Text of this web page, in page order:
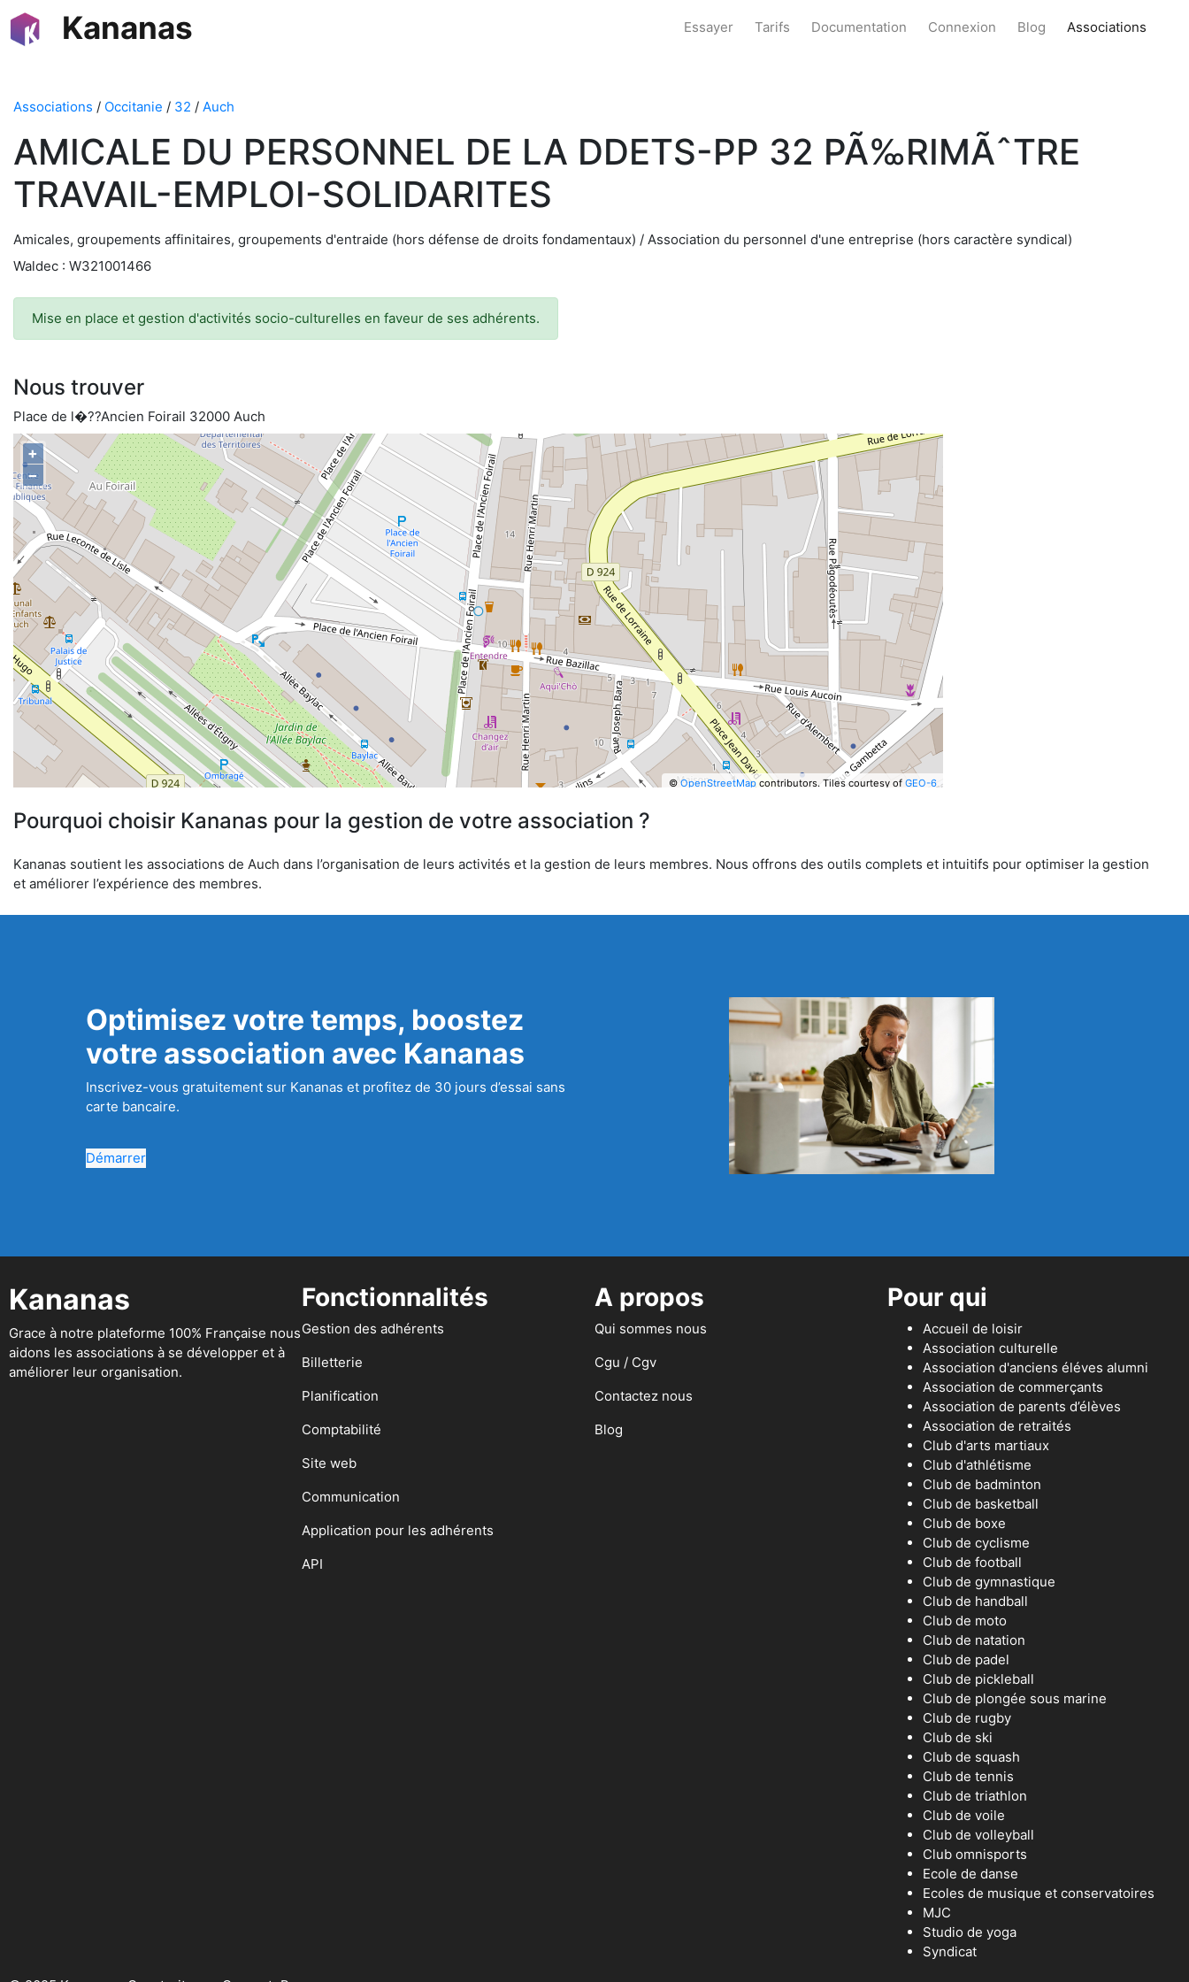
Kananas Essayer Tarifs Documentation Connexion Blog Associations
Associations / Occitanie / 32 / Auch
AMICALE DU PERSONNEL DE LA DDETS-PP 32 PÃ‰RIMÃˆTRE
TRAVAIL-EMPLOI-SOLIDARITES
Amicales, groupements affinitaires, groupements d'entraide (hors défense de droits fondamentaux) / Association du personnel d'une entreprise (hors caractère syndical)
Waldec : W321001466
Mise en place et gestion d'activités socio-culturelles en faveur de ses adhérents.
Nous trouver
Place de l�??Ancien Foirail 32000 Auch
+
−
©OpenStreetMapcontributors. Tiles courtesy of GEO-6
Pourquoi choisir Kananas pour la gestion de votre association ?
Kananas soutient les associations de Auch dans l’organisation de leurs activités et la gestion de leurs membres. Nous offrons des outils complets et intuitifs pour optimiser la gestion
et améliorer l’expérience des membres.
Optimisez votre temps, boostez
votre association avec Kananas
Inscrivez-vous gratuitement sur Kananas et profitez de 30 jours d’essai sans
carte bancaire.
Démarrer
Kananas
Grace à notre plateforme 100% Française nous
aidons les associations à se développer et à
améliorer leur organisation.
Fonctionnalités
Gestion des adhérents
Billetterie
Planification
Comptabilité
Site web
Communication
Application pour les adhérents
API
A propos
Qui sommes nous
Cgu / Cgv
Contactez nous
Blog
Pour qui
Accueil de loisir
Association culturelle
Association d'anciens éléves alumni
Association de commerçants
Association de parents d’élèves
Association de retraités
Club d'arts martiaux
Club d'athlétisme
Club de badminton
Club de basketball
Club de boxe
Club de cyclisme
Club de football
Club de gymnastique
Club de handball
Club de moto
Club de natation
Club de padel
Club de pickleball
Club de plongée sous marine
Club de rugby
Club de ski
Club de squash
Club de tennis
Club de triathlon
Club de voile
Club de volleyball
Club omnisports
Ecole de danse
Ecoles de musique et conservatoires
MJC
Studio de yoga
Syndicat